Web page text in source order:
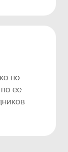
по
ее